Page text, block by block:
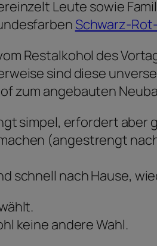
Leute sowie
Schwarz-
Restalkohol des
sind diese
zum angebauten
simpel, erfordert aber
(angestrengt
schnell nach Hause,
keine andere Wahl.